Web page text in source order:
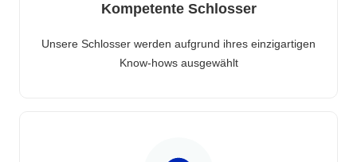
Kompetente Schlosser
Unsere Schlosser werden aufgrund ihres einzigartigen
Know-hows ausgewählt